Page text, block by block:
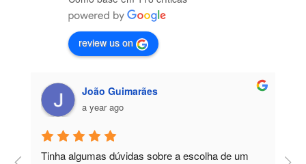
review us on
João Guimarães
a year ago
Tinha algumas dúvidas sobre a escolha de um